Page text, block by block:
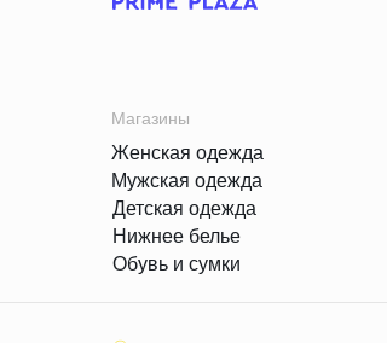
Магазины
Женская одежда
Мужская одежда
Детская одежда
Нижнее белье
Обувь и сумки